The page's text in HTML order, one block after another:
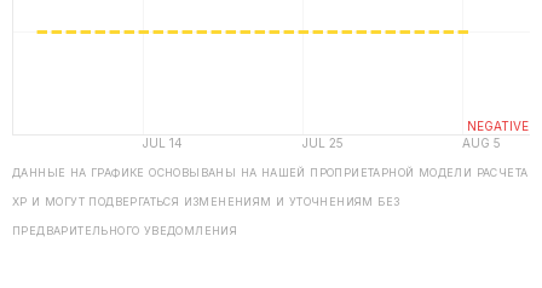
ДАННЫЕ НА ГРАФИКЕ ОСНОВЫВАНЫ НА НАШЕЙ ПРОПРИЕТАРНОЙ МОДЕЛИ РАСЧЕТА
ХP И МОГУТ ПОДВЕРГАТЬСЯ ИЗМЕНЕНИЯМ И УТОЧНЕНИЯМ БЕЗ
ПРЕДВАРИТЕЛЬНОГО УВЕДОМЛЕНИЯ